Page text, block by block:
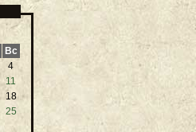
Вс
4
11
18
25